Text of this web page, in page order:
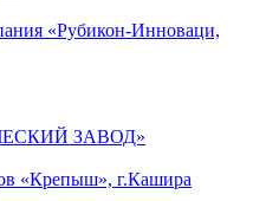
«Рубикон-Инноваци,
ЗАВОД»
«Крепыш», г.Кашира